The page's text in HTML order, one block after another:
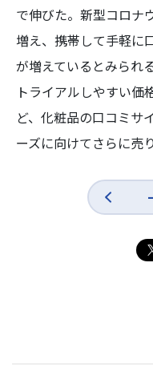
で伸びた。新型コロナ
増え、携帯して手軽に
が増えているとみられ
トライアルしやすい価
ど、化粧品の口コミサ
ーズに向けてさらに売